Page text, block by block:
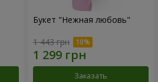
Букет "Нежная любовь"
1 443 грн
Заказать